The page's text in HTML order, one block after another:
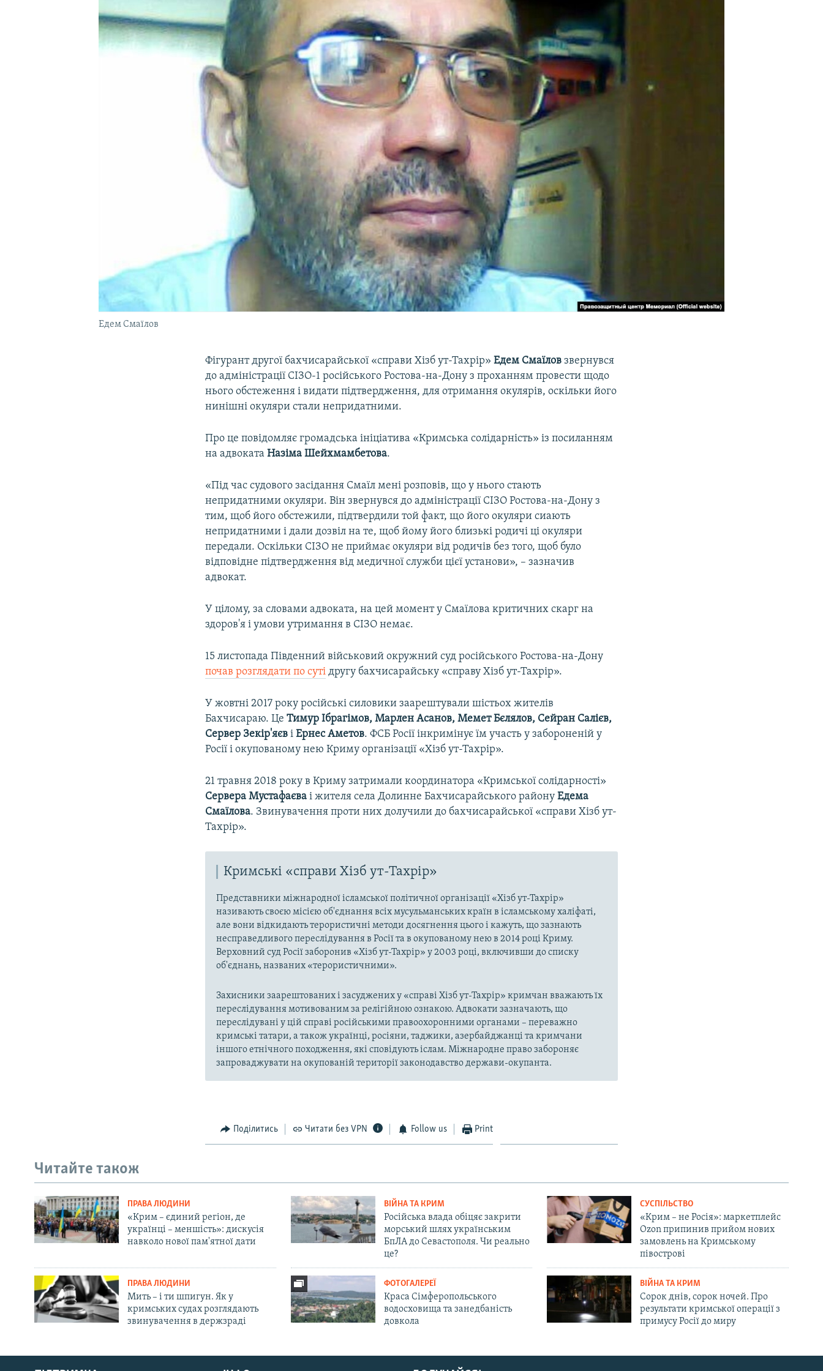
УКРАЇНСЬКА ПРОБЛЕМА КРИМУ
Русский
Едем Смаїлов
Фігурант другої бахчисарайської «справи Хізб ут-Тахрір»Едем Смаїлов звернувся
до адміністрації СІЗО-1 російського Ростова-на-Дону з проханням провести щодо
нього обстеження і видати підтвердження, для отримання окулярів, оскільки його
нинішні окуляри стали непридатними.
Про це повідомляє громадська ініціатива «Кримська солідарність» із посиланням
на адвокатаНазіма Шейхмамбетова.
«Під час судового засідання Смаїл мені розповів, що у нього стають
непридатними окуляри. Він звернувся до адміністрації СІЗО Ростова-на-Дону з
тим, щоб його обстежили, підтвердили той факт, що його окуляри сиають
непридатними і дали дозвіл на те, щоб йому його близькі родичі ці окуляри
передали. Оскільки СІЗО не приймає окуляри від родичів без того, щоб було
відповідне підтвердження від медичної служби цієї установи», – зазначив
адвокат.
У цілому, за словами адвоката, на цей момент у Смаїлова критичних скарг на
здоров'я і умови утримання в СІЗО немає.
15 листопада Південний військовий окружний суд російського Ростова-на-Дону
почав розглядати по суті другу бахчисарайську «справу Хізб ут-Тахрір».
У жовтні 2017 року російські силовики заарештували шістьох жителів
Бахчисараю. ЦеТимур Ібрагімов, Марлен Асанов, Мемет Бєлялов, Сейран Салієв,
Сервер Зекір'яєві Ернес Аметов. ФСБ Росії інкримінує їм участь у забороненій у
Росії і окупованому нею Криму організації «Хізб ут-Тахрір».
21 травня 2018 року в Криму затримали координатора «Кримської солідарності»
Сервера Мустафаєва і жителя села Долинне Бахчисарайського районуЕдема
Смаїлова. Звинувачення проти них долучили до бахчисарайської «справи Хізб ут-
Тахрір».
Кримські «справи Хізб ут-Тахрір»
Представники міжнародної ісламської політичної організації «Хізб ут-Тахрір»
називають своєю місією об'єднання всіх мусульманських країн в ісламському халіфаті,
але вони відкидають терористичні методи досягнення цього і кажуть, що зазнають
несправедливого переслідування в Росії та в окупованому нею в 2014 році Криму.
Верховний суд Росії заборонив «Хізб ут-Тахрір» у 2003 році, включивши до списку
об'єднань, названих «терористичними».
Захисники заарештованих і засуджених у «справі Хізб ут-Тахрір» кримчан вважають їх
переслідування мотивованим за релігійною ознакою. Адвокати зазначають, що
переслідувані у цій справі російськими правоохоронними органами – переважно
кримські татари, а також українці, росіяни, таджики, азербайджанці та кримчани
іншого етнічного походження, які сповідують іслам. Міжнародне право забороняє
запроваджувати на окупованій території законодавство держави-окупанта.
Поділитись Читати без VPN Follow us Print
Читайте також
ПРАВА ЛЮДИНИ
«Крим – єдиний регіон, де
українці – меншість»: дискусія
навколо нової пам'ятної дати
ВІЙНА ТА КРИМ
Російська влада обіцяє закрити
морський шлях українським
БпЛА до Севастополя. Чи реально
це?
СУСПІЛЬСТВО
«Крим – не Росія»: маркетплейс
Ozon припинив прийом нових
замовлень на Кримському
півострові
ПРАВА ЛЮДИНИ
Мить – і ти шпигун. Як у
кримських судах розглядають
звинувачення в держзраді
ФОТОГАЛЕРЕЇ
Краса Сімферопольського
водосховища та занедбаність
довкола
ВІЙНА ТА КРИМ
Сорок днів, сорок ночей. Про
результати кримської операції з
примусу Росії до миру